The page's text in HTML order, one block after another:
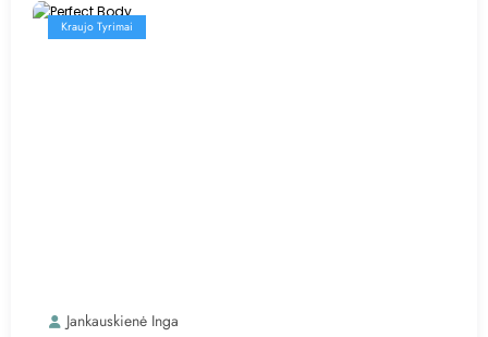
Kraujo Tyrimai
Jankauskienė Inga